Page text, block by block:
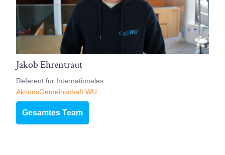
Jakob Ehrentraut
Referent für Internationales
AktionsGemeinschaft WU
Gesamtes Team